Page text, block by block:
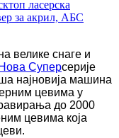
велике снаге и
Нова Суперсерије
најновија машина
цевима у
до 2000
цевима која